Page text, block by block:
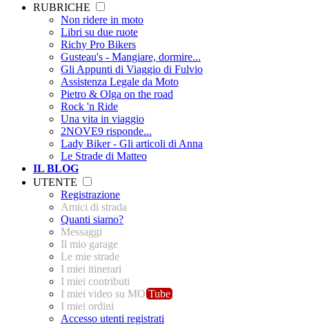
RUBRICHE
Non ridere in moto
Libri su due ruote
Richy Pro Bikers
Gusteau's - Mangiare, dormire...
Gli Appunti di Viaggio di Fulvio
Assistenza Legale da Moto
Pietro & Olga on the road
Rock 'n Ride
Una vita in viaggio
2NOVE9 risponde...
Lady Biker - Gli articoli di Anna
Le Strade di Matteo
IL BLOG
UTENTE
Registrazione
Amici di strada
Quanti siamo?
Messaggi
Il mio garage
Le mie strade
I miei itinerari
I miei contributi
I miei video su MO Tube
I miei ordini
Accesso utenti registrati